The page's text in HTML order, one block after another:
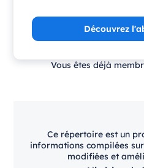
Découvrez
Vous êtes déjà
Ce répertoire est un
informations compilées
modifiées et